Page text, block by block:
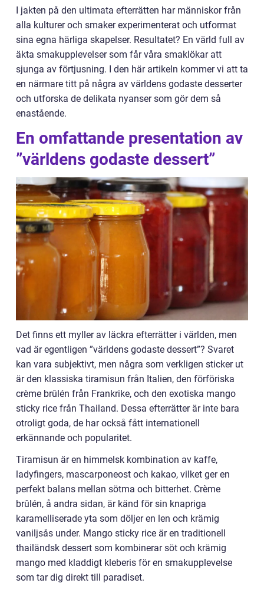
I jakten på den ultimata efterrätten har människor från
alla kulturer och smaker experimenterat och utformat
sina egna härliga skapelser. Resultatet? En värld full av
äkta smakupplevelser som får våra smaklökar att
sjunga av förtjusning. I den här artikeln kommer vi att ta
en närmare titt på några av världens godaste desserter
och utforska de delikata nyanser som gör dem så
enastående.
En omfattande presentation av
”världens godaste dessert”
Det finns ett myller av läckra efterrätter i världen, men
vad är egentligen ”världens godaste dessert”? Svaret
kan vara subjektivt, men några som verkligen sticker ut
är den klassiska tiramisun från Italien, den förföriska
crème brûlén från Frankrike, och den exotiska mango
sticky rice från Thailand. Dessa efterrätter är inte bara
otroligt goda, de har också fått internationell
erkännande och popularitet.
Tiramisun är en himmelsk kombination av kaffe,
ladyfingers, mascarponeost och kakao, vilket ger en
perfekt balans mellan sötma och bitterhet. Crème
brûlén, å andra sidan, är känd för sin knapriga
karamelliserade yta som döljer en len och krämig
vaniljsås under. Mango sticky rice är en traditionell
thailändsk dessert som kombinerar söt och krämig
mango med kladdigt kleberis för en smakupplevelse
som tar dig direkt till paradiset.